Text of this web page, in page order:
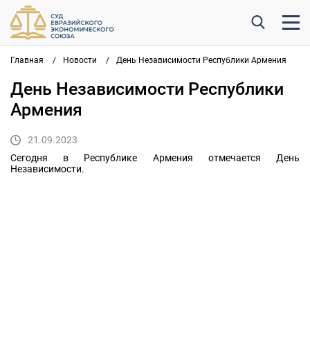
Главная / Новости / День Независимости Республики Армения
День Независимости Республики
Армения
21.09.2023
Сегодня в Республике Армения отмечается День
Независимости.